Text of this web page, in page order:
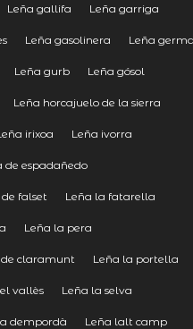
Leña gallifa Leña garriga
Leña gasolinera Leña
Leña gurb Leña gósol
Leña horcajuelo de la sierra
irixoa Leña ivorra
de espadañedo
falset Leña la fatarella
Leña la pera
claramunt Leña la portella
vallès Leña la selva
dempordà Leña lalt camp